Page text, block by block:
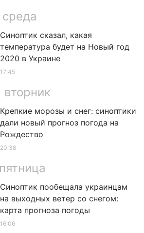
среда
Синоптик сказал, какая
температура будет на Новый год
2020 в Украине
17:45
вторник
Крепкие морозы и снег: синоптики
дали новый прогноз погода на
Рождество
20:38
Синоптик пообещала украинцам
на выходных ветер со снегом:
карта прогноза погоды
16:06